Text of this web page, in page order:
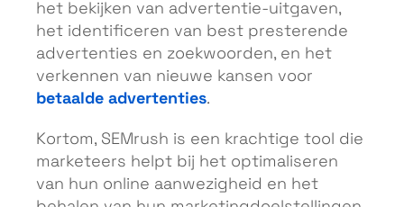
het bekijken van advertentie-uitgaven,
het identificeren van best presterende
advertenties en zoekwoorden, en het
verkennen van nieuwe kansen voor
betaalde advertenties.
Kortom, SEMrush is een krachtige tool die
marketeers helpt bij het optimaliseren
van hun online aanwezigheid en het